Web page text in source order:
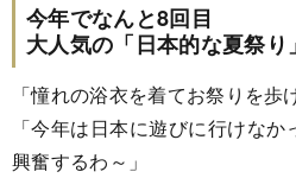
今年でなんと8回目
大人気の「日本的な夏祭り」
「憧れの浴衣を着てお祭りを歩
「今年は日本に遊びに行けなか
興奮するわ～」